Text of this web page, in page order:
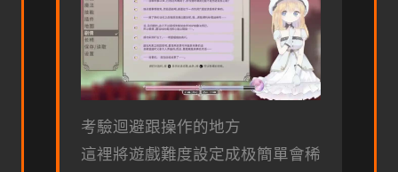
考驗迴避跟操作的地方
這裡將遊戲難度設定成极簡單會稀